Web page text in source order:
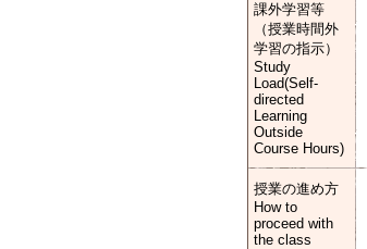
課外学習等
（授業時間外
学習の指示）
Study
Load(Self-
directed
Learning
Outside
Course Hours)
授業の進め方
How to
proceed with
the class